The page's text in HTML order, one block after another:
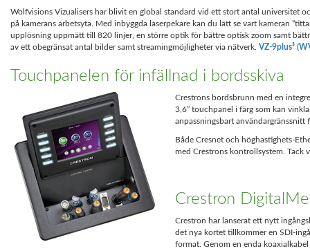
Wolfvisions Vizualisers har blivit en global standard vid ett stort antal universitet
på kamerans arbetsyta. Med inbyggda laserpekare kan du lätt se vart kameran
upplösning uppmätt till 820 linjer, en större optik för bättre optisk zoom samt
av ett obegränsat antal bilder samt streamingmöjligheter via nätverk. VZ-9plus³
Touchpanelen för infällnad i bordsskiva
Crestrons bordsbrunn med en
3,6” touchpanel i färg som kan
anpassningsbart
Både Cresnet och höghastighets-
med Crestrons kontrollsystem. Tack
Crestron
Crestron har lanserat ett nytt
det nya kortet tillkommer en SDI-
format. Genom en enda